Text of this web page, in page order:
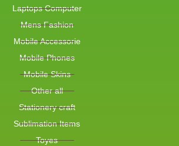
Laptops Computer
Mens Fashion
Mobile Accessorie
Mobile Phones
Mobile Skins
Other all
Stationery craft
Sublimation Items
Toyes